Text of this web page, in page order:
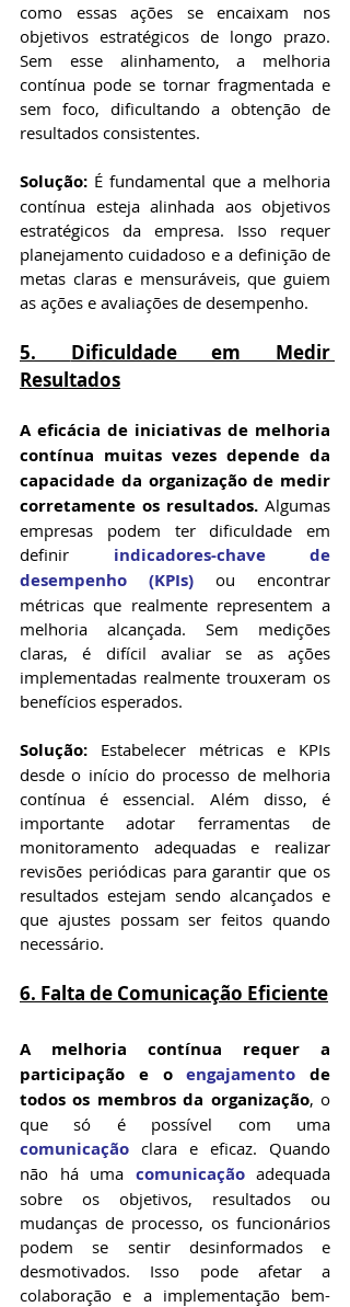
como essas ações se encaixam nos
objetivos estratégicos de longo prazo.
Sem esse alinhamento, a melhoria
contínua pode se tornar fragmentada e
sem foco, dificultando a obtenção de
resultados consistentes.
Solução: É fundamental que a melhoria
contínua esteja alinhada aos objetivos
estratégicos da empresa. Isso requer
planejamento cuidadoso e a definição de
metas claras e mensuráveis, que guiem
as ações e avaliações de desempenho.
5. Dificuldade em Medir
Resultados
A eficácia de iniciativas de melhoria
contínua muitas vezes depende da
capacidade da organização de medir
corretamente os resultados. Algumas
empresas podem ter dificuldade em
definir indicadores-chave de
desempenho (KPIs) ou encontrar
métricas que realmente representem a
melhoria alcançada. Sem medições
claras, é difícil avaliar se as ações
implementadas realmente trouxeram os
benefícios esperados.
Solução: Estabelecer métricas e KPIs
desde o início do processo de melhoria
contínua é essencial. Além disso, é
importante adotar ferramentas de
monitoramento adequadas e realizar
revisões periódicas para garantir que os
resultados estejam sendo alcançados e
que ajustes possam ser feitos quando
necessário.
6. Falta de Comunicação Eficiente
A melhoria contínua requer a
participação e o engajamento de
todos os membros da organização, o
comunicação clara e eficaz. Quando
não há uma comunicação adequada
sobre os objetivos, resultados ou
mudanças de processo, os funcionários
podem se sentir desinformados e
desmotivados. Isso pode afetar a
colaboração e a implementação bem-